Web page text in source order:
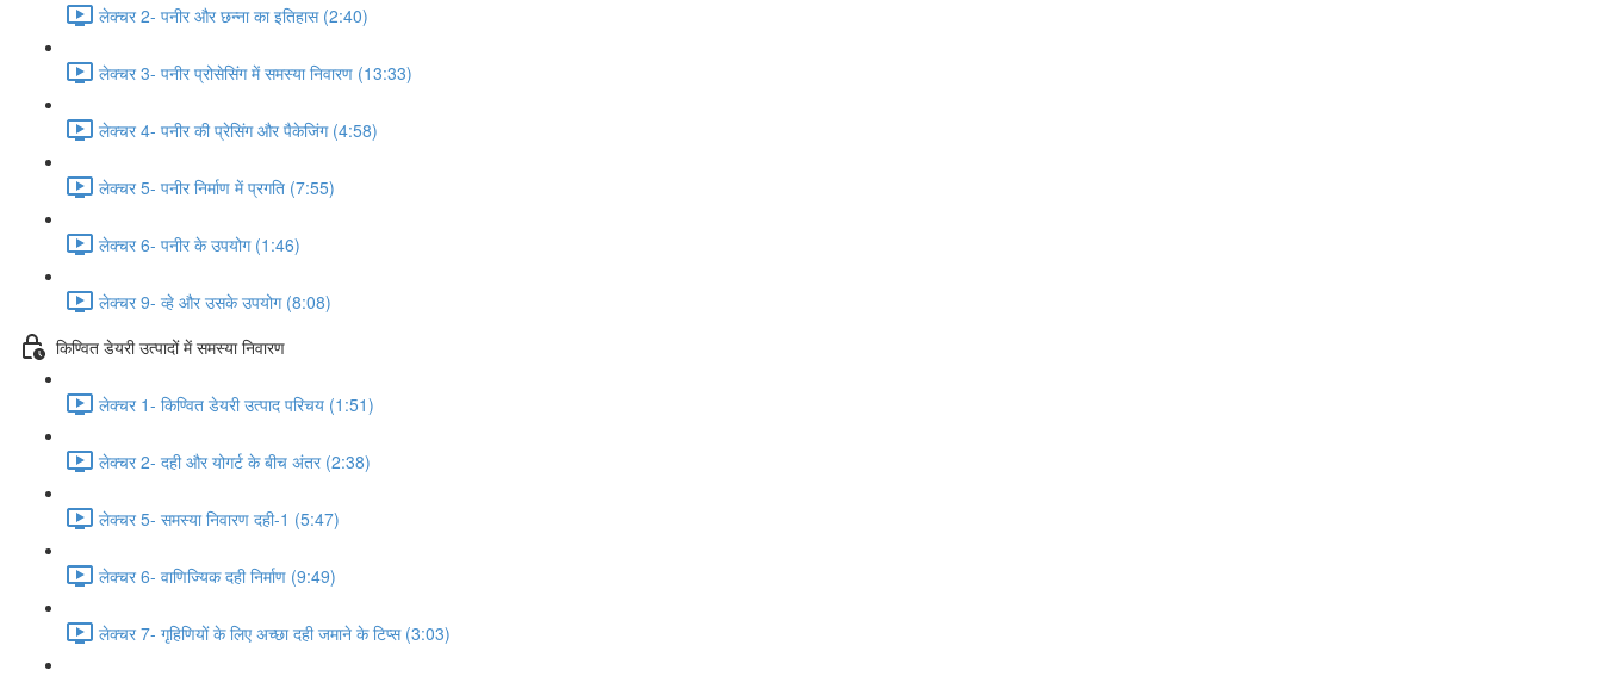
लेक्चर 2- पनीर और छन्ना का इतिहास (2:40)
लेक्चर 3- पनीर प्रोसेसिंग में समस्या निवारण (13:33)
लेक्चर 4- पनीर की प्रेसिंग और पैकेजिंग (4:58)
लेक्चर 5- पनीर निर्माण में प्रगति (7:55)
लेक्चर 6- पनीर के उपयोग (1:46)
लेक्चर 9- व्हे और उसके उपयोग (8:08)
किण्वित डेयरी उत्पादों में समस्या निवारण
लेक्चर 1- किण्वित डेयरी उत्पाद परिचय (1:51)
लेक्चर 2- दही और योगर्ट के बीच अंतर (2:38)
लेक्चर 5- समस्या निवारण दही-1 (5:47)
लेक्चर 6- वाणिज्यिक दही निर्माण (9:49)
लेक्चर 7- गृहिणियों के लिए अच्छा दही जमाने के टिप्स (3:03)